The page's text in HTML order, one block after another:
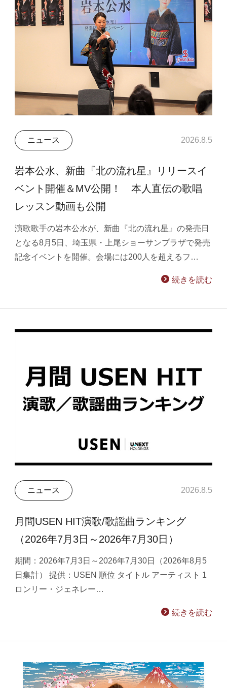
ニュース 2026.8.5
岩本公水、新曲『北の流れ星』リリースイ
ベント開催＆MV公開！ 本人直伝の歌唱
レッスン動画も公開
演歌歌手の岩本公水が、新曲『北の流れ星』の発売日
となる8月5日、埼玉県・上尾ショーサンプラザで発売
記念イベントを開催。会場には200人を超えるフ…
続きを読む
ニュース 2026.8.5
月間USEN HIT演歌/歌謡曲ランキング
（2026年7月3日～2026年7月30日）
期間：2026年7月3日～2026年7月30日（2026年8月5
日集計） 提供：USEN 順位 タイトル アーティスト 1
ロンリー・ジェネレー…
続きを読む